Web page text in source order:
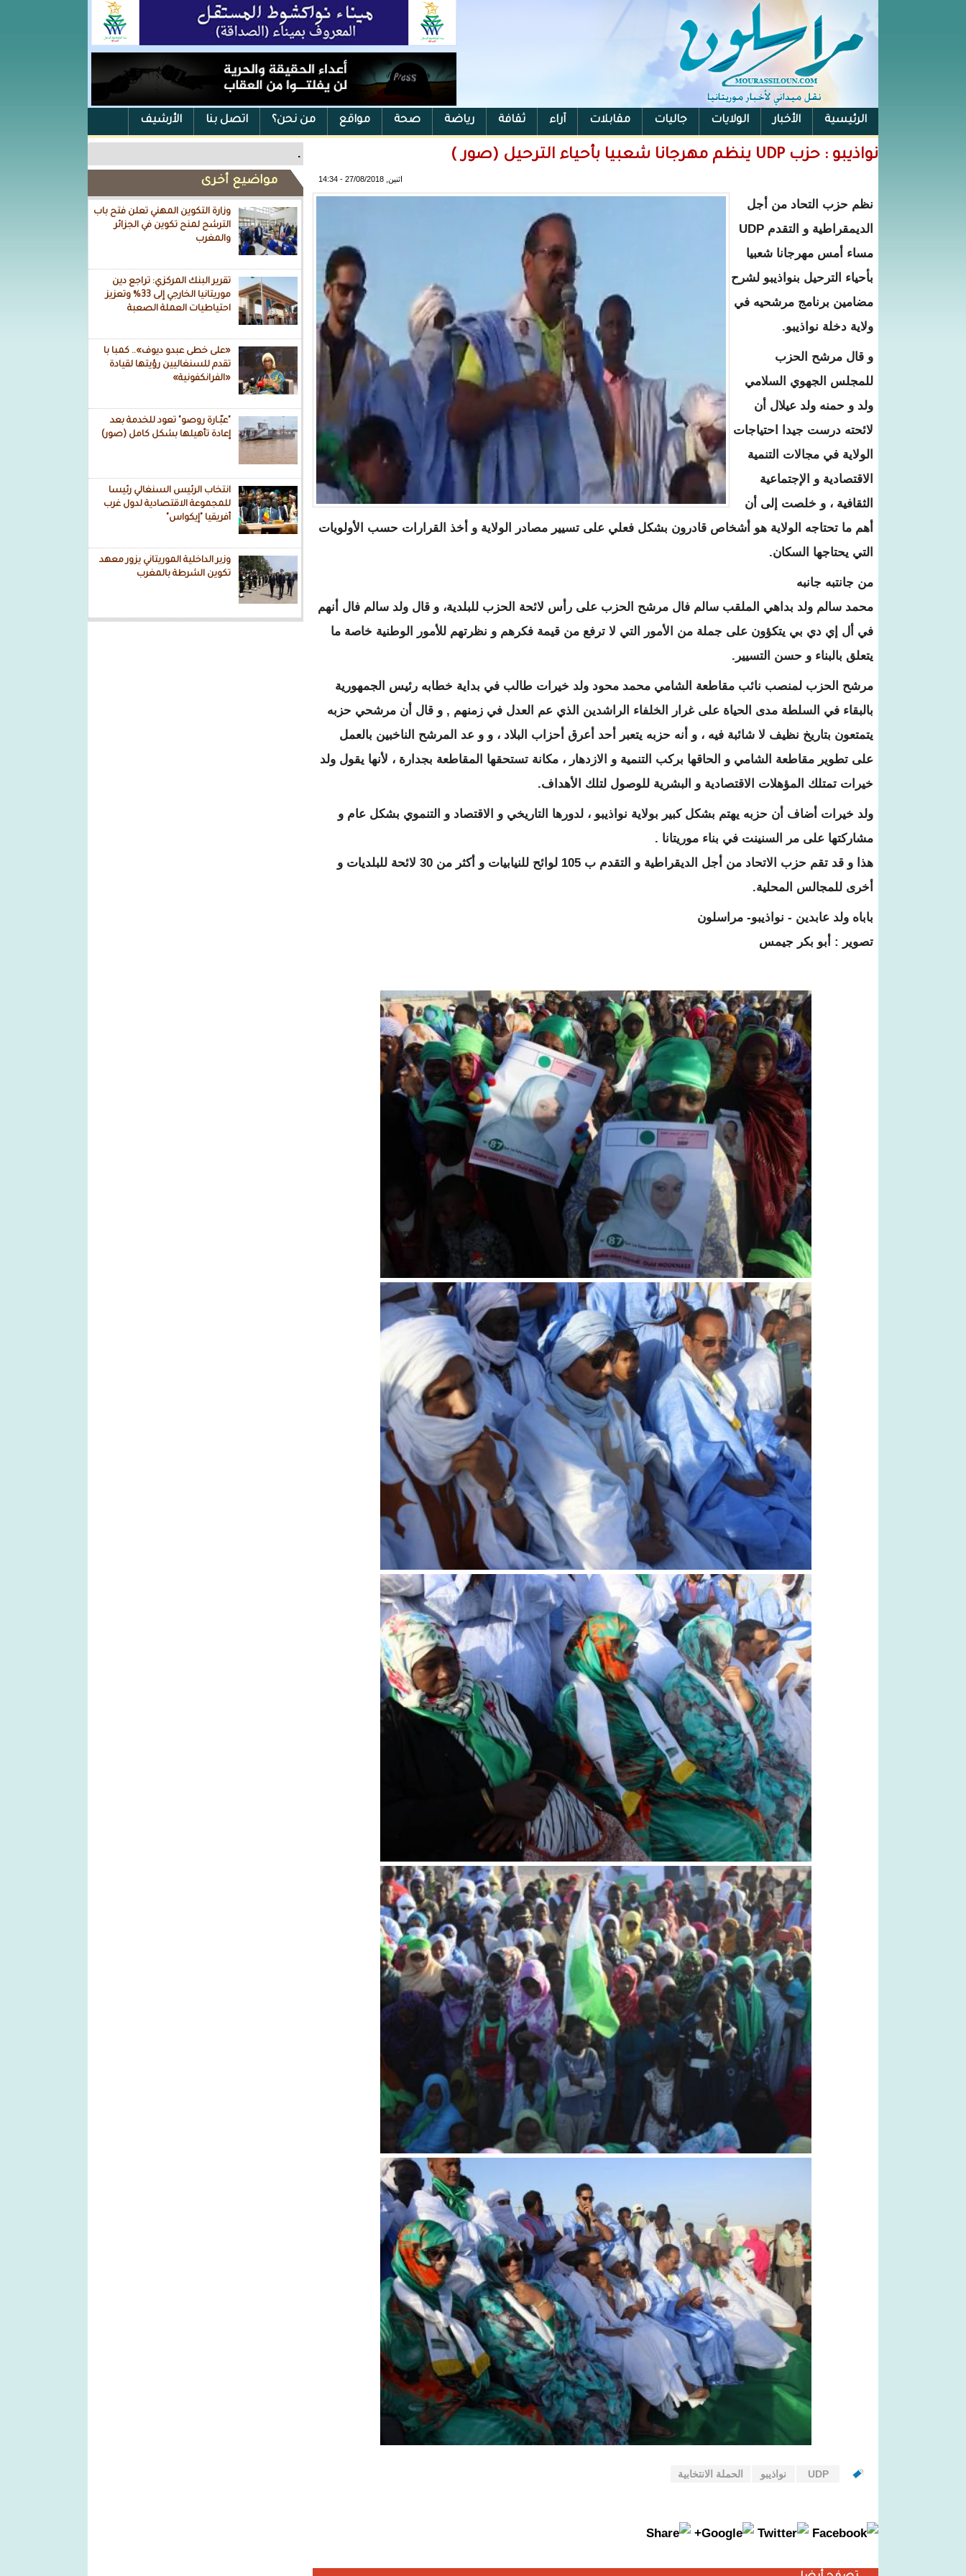
الرئيسية الأخبار الولايات جاليات مقابلات آراء ثقافة رياضة صحة مواقع من نحن؟ اتصل بنا الأرشيف
الفيس بوك .
مواضيع أخرى
وزارة التكوين المهني تعلن فتح باب
الترشح لمنح تكوين في الجزائر
والمغرب
تقرير البنك المركزي: تراجع دين
موريتانيا الخارجي إلى 33% وتعزيز
احتياطيات العملة الصعبة
«على خطى عبدو ديوف».. كمبا با
تقدم للسنغاليين رؤيتها لقيادة
«الفرانكفونية»
"عبّـارة روصو" تعود للخدمة بعد
إعادة تأهيلها بشكل كامل (صور)
انتخاب الرئيس السنغالي رئيسا
للمجموعة الاقتصادية لدول غرب
أفريقيا "إيكواس"
وزير الداخلية الموريتاني يزور معهد
تكوين الشرطة بالمغرب
نواذيبو : حزب UDP ينظم مهرجانا شعبيا بأحياء الترحيل (صور )
اثنين, 27/08/2018 - 14:34
نظم حزب التحاد من أجل
الديمقراطية و التقدم UDP
مساء أمس مهرجانا شعبيا
بأحياء الترحيل بنواذيبو لشرح
مضامين برنامج مرشحيه في
ولاية دخلة نواذيبو.
و قال مرشح الحزب
للمجلس الجهوي السلامي
ولد و حمنه ولد عيلال أن
لائحته درست جيدا احتياجات
الولاية في مجالات التنمية
الاقتصادية و الإجتماعية
الثقافية ، و خلصت إلى أن
أهم ما تحتاجه الولاية هو أشخاص قادرون بشكل فعلي على تسيير مصادر الولاية و أخذ القرارات حسب الأولويات
التي يحتاجها السكان.
من جانتبه جانبه
محمد سالم ولد بداهي الملقب سالم فال مرشح الحزب على رأس لائحة الحزب للبلدية، و قال ولد سالم فال أنهم
في أل إي دي بي يتكؤون على جملة من الأمور التي لا ترفع من قيمة فكرهم و نظرتهم للأمور الوطنية خاصة ما
يتعلق بالبناء و حسن التسيير.
مرشح الحزب لمنصب نائب مقاطعة الشامي محمد محود ولد خيرات طالب في بداية خطابه رئيس الجمهورية
بالبقاء في السلطة مدى الحياة على غرار الخلفاء الراشدين الذي عم العدل في زمنهم , و قال أن مرشحي حزبه
يتمتعون بتاريخ نظيف لا شائبة فيه ، و أنه حزبه يتعبر أحد أعرق أحزاب البلاد ، و و عد المرشح الناخبين بالعمل
على تطوير مقاطعة الشامي و الحاقها بركب التنمية و الازدهار ، مكانة تستحقها المقاطعة بجدارة ، لأنها يقول ولد
خيرات تمتلك المؤهلات الاقتصادية و البشرية للوصول لتلك الأهداف.
ولد خيرات أضاف أن حزبه يهتم بشكل كبير بولاية نواذيبو ، لدورها التاريخي و الاقتصاد و التنموي بشكل عام و
مشاركتها على مر السنينت في بناء موريتانا .
هذا و قد تقم حزب الاتحاد من أجل الديقراطية و التقدم ب 105 لوائح للنيابيات و أكثر من 30 لائحة للبلديات و
أخرى للمجالس المحلية.
باباه ولد عابدين - نواذيبو- مراسلون
تصوير : أبو بكر جيمس
UDP نواذيبو الحملة الانتخابية